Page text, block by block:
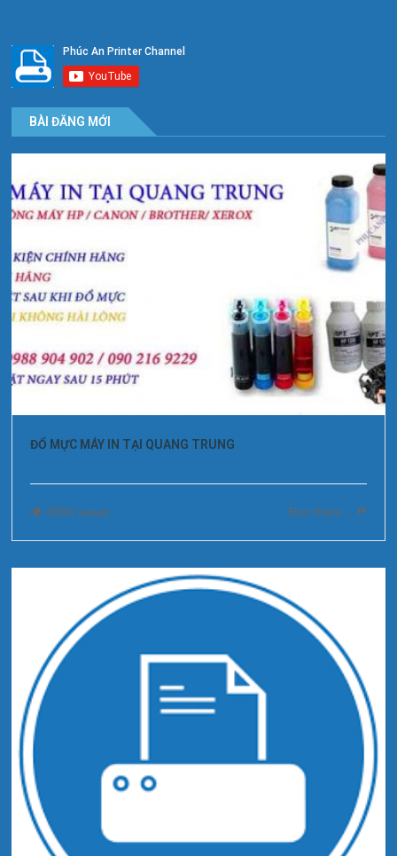
BÀI ĐĂNG MỚI
ĐỔ MỰC MÁY IN TẠI QUANG TRUNG
3906 views Đọc thêm...